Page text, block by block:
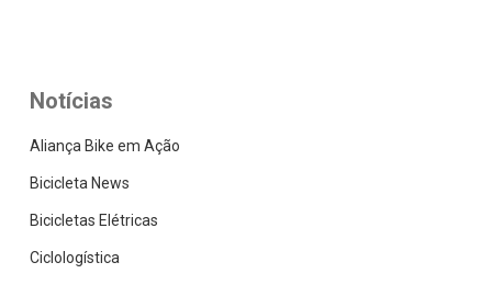
Notícias
Aliança Bike em Ação
Bicicleta News
Bicicletas Elétricas
Ciclologística